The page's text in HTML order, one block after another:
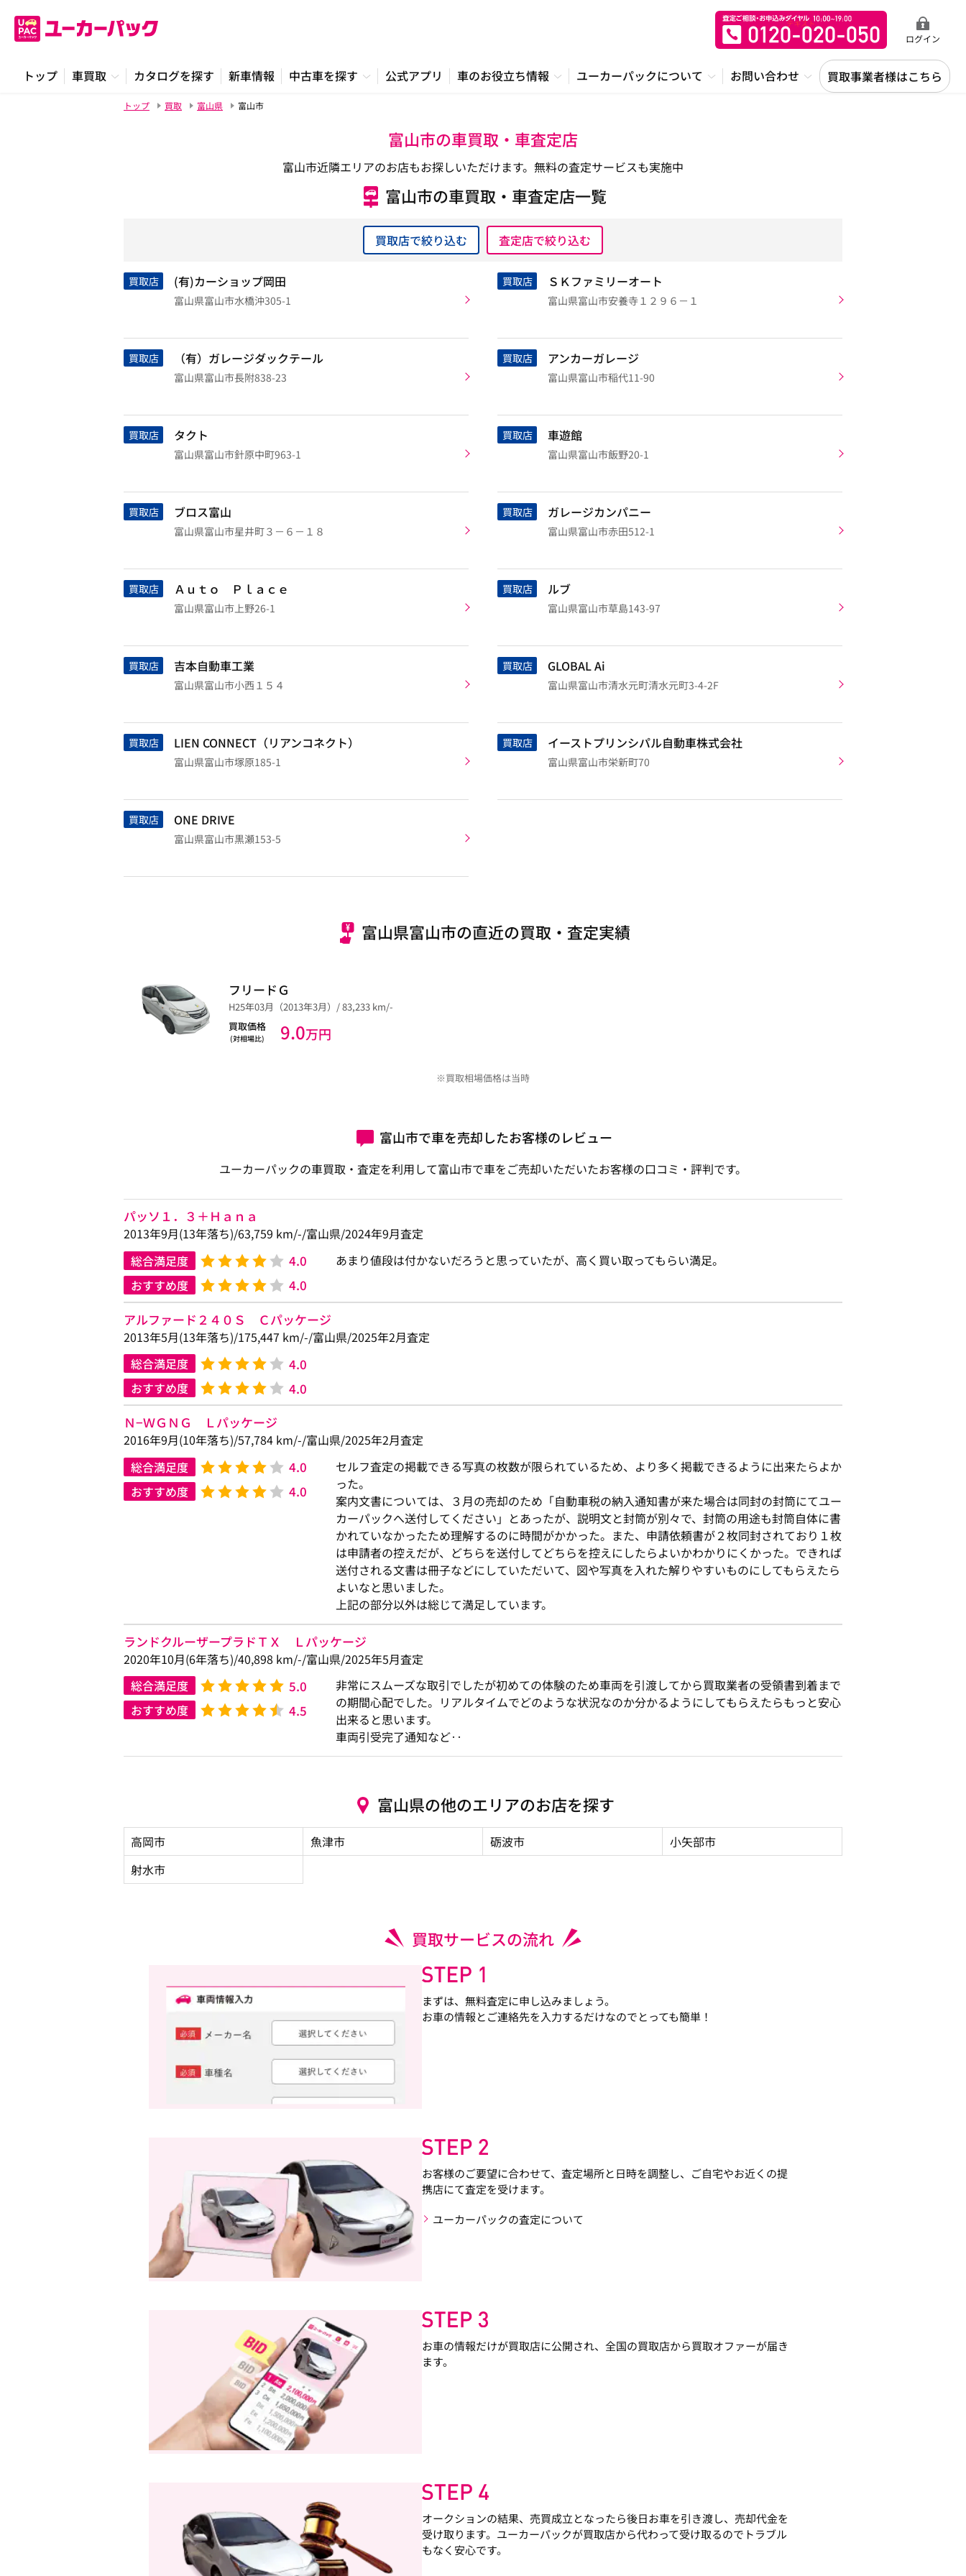
ログイン
トップ 車買取 カタログを探す 新車情報 中古車を探す 公式アプリ 車のお役立ち情報 ユーカーパックについて お問い合わせ 買取事業者様はこちら
トップ 買取 富山県 富山市
富山市の車買取・車査定店
富山市近隣エリアのお店もお探しいただけます。無料の査定サービスも実施中
富山市の車買取・車査定店一覧
買取店で絞り込む 査定店で絞り込む
買取店 (有)カーショップ岡田
富山県富山市水橋沖305-1
買取店 ＳＫファミリーオート
富山県富山市安養寺１２９６－１
買取店 （有）ガレージダックテール
富山県富山市長附838-23
買取店 アンカーガレージ
富山県富山市稲代11-90
買取店 タクト
富山県富山市針原中町963-1
買取店 車遊館
富山県富山市飯野20-1
買取店 ブロス富山
富山県富山市星井町３－６－１８
買取店 ガレージカンパニー
富山県富山市赤田512-1
買取店 Ａｕｔｏ Ｐｌａｃｅ
富山県富山市上野26-1
買取店 ルブ
富山県富山市草島143-97
買取店 吉本自動車工業
富山県富山市小西１５４
買取店 GLOBAL Ai
富山県富山市清水元町清水元町3-4-2F
買取店 LIEN CONNECT（リアンコネクト）
富山県富山市塚原185-1
買取店 イーストプリンシパル自動車株式会社
富山県富山市栄新町70
買取店 ONE DRIVE
富山県富山市黒瀬153-5
富山県富山市の直近の買取・査定実績
フリードＧ
H25年03月（2013年3月）/ 83,233 km/-
買取価格
(対相場比) 9.0万円
※買取相場価格は当時
富山市で車を売却したお客様のレビュー
ユーカーパックの車買取・査定を利用して富山市で車をご売却いただいたお客様の口コミ・評判です。
パッソ１．３＋Ｈａｎａ
2013年9月(13年落ち)/63,759 km/-/富山県/2024年9月査定
総合満足度
4.0
おすすめ度 4.0
あまり値段は付かないだろうと思っていたが、高く買い取ってもらい満足。
アルファード２４０Ｓ Ｃパッケージ
2013年5月(13年落ち)/175,447 km/-/富山県/2025年2月査定
総合満足度
4.0
おすすめ度
4.0
Ｎ−ＷＧＮＧ Ｌパッケージ
2016年9月(10年落ち)/57,784 km/-/富山県/2025年2月査定
総合満足度
4.0
おすすめ度 4.0
セルフ査定の掲載できる写真の枚数が限られているため、より多く掲載できるように出来たらよか
った。
案内文書については、３月の売却のため「自動車税の納入通知書が来た場合は同封の封筒にてユー
カーパックへ送付してください」とあったが、説明文と封筒が別々で、封筒の用途も封筒自体に書
かれていなかったため理解するのに時間がかかった。また、申請依頼書が２枚同封されており１枚
は申請者の控えだが、どちらを送付してどちらを控えにしたらよいかわかりにくかった。できれば
送付される文書は冊子などにしていただいて、図や写真を入れた解りやすいものにしてもらえたら
よいなと思いました。
上記の部分以外は総じて満足しています。
ランドクルーザープラドＴＸ Ｌパッケージ
2020年10月(6年落ち)/40,898 km/-/富山県/2025年5月査定
総合満足度
5.0
おすすめ度 4.5
非常にスムーズな取引でしたが初めての体験のため車両を引渡してから買取業者の受領書到着まで
の期間心配でした。リアルタイムでどのような状況なのか分かるようにしてもらえたらもっと安心
出来ると思います。
車両引受完了通知など‥
富山県の他のエリアのお店を探す
高岡市 魚津市 砺波市
小矢部市
射水市
買取サービスの流れ
まずは、無料査定に申し込みましょう。
お車の情報とご連絡先を入力するだけなのでとっても簡単！
お客様のご要望に合わせて、査定場所と日時を調整し、ご自宅やお近くの提
携店にて査定を受けます。
ユーカーパックの査定について
お車の情報だけが買取店に公開され、全国の買取店から買取オファーが届き
ます。
オークションの結果、売買成立となったら後日お車を引き渡し、売却代金を
受け取ります。ユーカーパックが買取店から代わって受け取るのでトラブル
もなく安心です。